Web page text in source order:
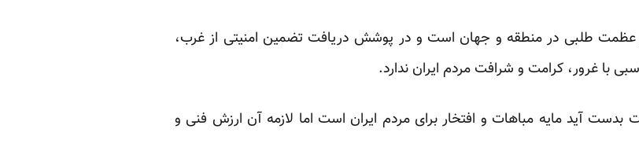
عظمت طلبی در منطقه و جهان است و در پوشش دریافت تضمین امنیتی از غرب،
با غرور، کرامت و شرافت مردم ایران ندارد.
بدست آید مایه مباهات و افتخار برای مردم ایران است اما لازمه آن ارزش فنی و